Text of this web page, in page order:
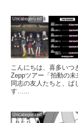
Uncategorized
こんにちは、喜多いつ
Zeppツアー「拍動の
同志の友人たちと、
す…...
Uncategorized